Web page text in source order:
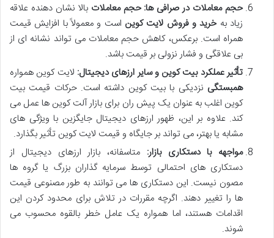
حجم معاملات در صرافی ها: حجم معاملات بالا نشان دهنده علاقه
زیاد بهخرید و فروش لایت کوین است و معمولاً با افزایش قیمت
همراه است. برعکس، کاهش حجم معاملات می تواند نشانه ای از
بی علاقگی و فشار نزولی بر قیمت باشد.
تأثیر عملکرد بیت کوین و سایر ارزهای دیجیتال: لایت کوین همواره
همبستگی نزدیکی با بیت کوین داشته است. حرکات قیمت بیت
کوین اغلب به عنوان یک پیش ران برای بازار آلت کوین ها عمل می
کند. علاوه بر این، ظهور ارزهای دیجیتال جایگزین با ویژگی های
مشابه یا بهتر، می تواند بر جایگاه و قیمت لایت کوین تأثیر بگذارد.
مواجهه با دستکاری بازار: متاسفانه، بازار ارزهای دیجیتال از
دستکاری های احتمالی توسط سرمایه گذاران بزرگ یا گروه ها
مصون نیست. این دستکاری ها می توانند به طور مصنوعی قیمت
ها را تغییر دهند. اگرچه مقررات در تلاش برای محدود کردن این
اقدامات هستند، اما همواره یک عامل خطر بالقوه محسوب می
شوند.